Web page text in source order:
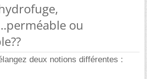
ou
deux notions différentes :